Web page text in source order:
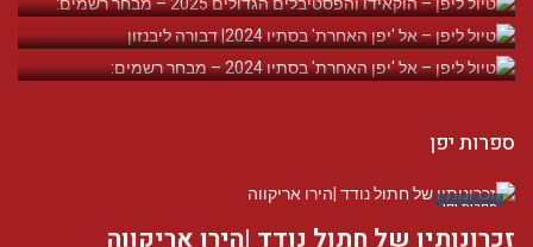
ספרות יפן
ספרות יפן
זכרונותיו של חתול נודד |הירו אריקווה